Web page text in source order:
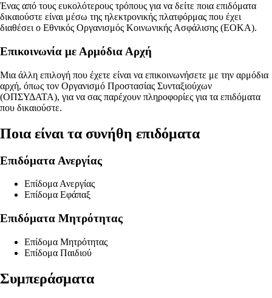
Ένας από τους ευκολότερους τρόπους για να δείτε ποια επιδόματα
δικαιούστε είναι μέσω της ηλεκτρονικής πλατφόρμας που έχει
διαθέσει ο Εθνικός Οργανισμός Κοινωνικής Ασφάλισης (ΕΟΚΑ).
Επικοινωνία με Αρμόδια Αρχή
Μια άλλη επιλογή που έχετε είναι να επικοινωνήσετε με την αρμόδια
αρχή, όπως τον Οργανισμό Προστασίας Συνταξιούχων
(ΟΠΣΥΔΑΤΑ), για να σας παρέχουν πληροφορίες για τα επιδόματα
που δικαιούστε.
Ποια είναι τα συνήθη επιδόματα
Επιδόματα Ανεργίας
Επίδομα Ανεργίας
Επίδομα Εφάπαξ
Επιδόματα Μητρότητας
Επίδομα Μητρότητας
Επίδομα Παιδιού
Συμπεράσματα